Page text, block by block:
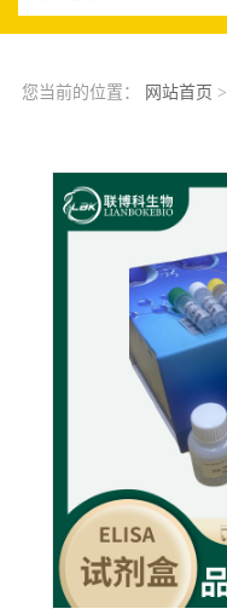
您当前的位置： 网站首页 >